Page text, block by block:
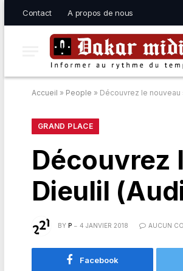
Contact A propos de nous
Accueil » People » Découvrez le nouveau
GRAND PLACE
Découvrez
Dieulil
BY P 4 JANVIER 2018 AUCUN
Facebook